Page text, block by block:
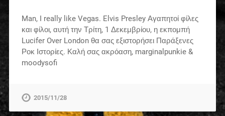
Man, I really like Vegas. Elvis Presley Αγαπητοί φίλες
και φίλοι, αυτή την Τρίτη, 1 Δεκεμβρίου, η εκπομπή
Lucifer Over London θα σας εξιστορήσει Παράξενες
Ροκ Ιστορίες. Καλή σας ακρόαση, marginalpunkie &
moodysofi
2015/11/28